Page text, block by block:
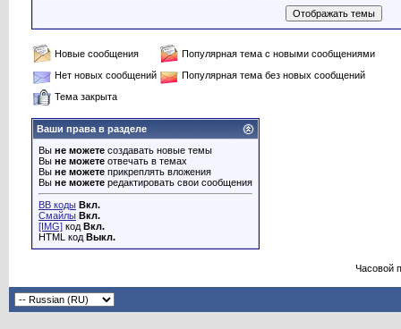
Новые сообщения
Популярная тема с новыми сообщениями
Нет новых сообщений
Популярная тема без новых сообщений
Тема закрыта
Ваши права в разделе
Вы не можете создавать новые темы
Вы не можете отвечать в темах
Вы не можете прикреплять вложения
Вы не можете редактировать свои сообщения
BB коды Вкл.
Смайлы Вкл.
[IMG] код Вкл.
HTML код Выкл.
Часовой